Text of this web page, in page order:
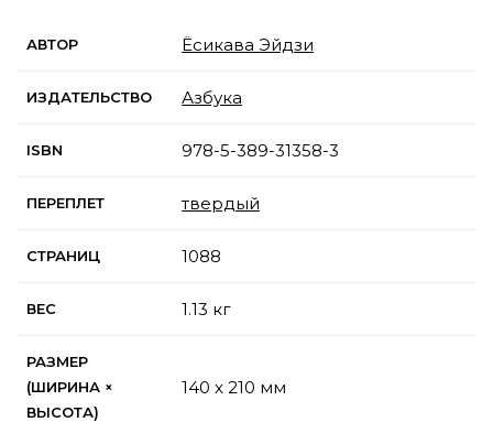
АВТОР Ёсикава Эйдзи
ИЗДАТЕЛЬСТВО Азбука
ISBN 978-5-389-31358-3
ПЕРЕПЛЕТ твердый
СТРАНИЦ 1088
ВЕС 1.13 кг
РАЗМЕР
(ШИРИНА ×
ВЫСОТА)
140 x 210 мм